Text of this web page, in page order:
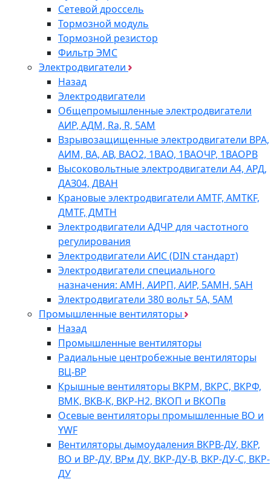
Сетевой дроссель
Тормозной модуль
Тормозной резистор
Фильтр ЭМС
Электродвигатели
Назад
Электродвигатели
Общепромышленные электродвигатели
АИР, АДМ, Ra, R, 5AM
Взрывозащищенные электродвигатели ВРА,
АИМ, ВА, АВ, ВАO2, 1ВАО, 1ВАОЧР, 1ВАОРВ
Высоковольтные электродвигатели A4, АРД,
ДАЗ04, ДВАН
Крановые электродвигатели AMTF, AMTKF,
ДMTF, ДМТН
Электродвигатели АДЧР для частотного
регулирования
Электродвигатели АИС (DIN стандарт)
Электродвигатели специального
назначения: АМН, АИРП, АИР, 5АМН, 5АН
Электродвигатели 380 вольт 5А, 5АМ
Промышленные вентиляторы
Назад
Промышленные вентиляторы
Радиальные центробежные вентиляторы
ВЦ-ВР
Крышные вентиляторы ВКРМ, ВКРС, ВКРФ,
ВМК, ВКВ-К, ВКР-Н2, ВКОП и ВКОПв
Осевые вентиляторы промышленные ВО и
YWF
Вентиляторы дымоудаления ВКРВ-ДУ, ВКР,
ВО и ВР-ДУ, ВРм ДУ, ВКР-ДУ-В, ВКР-ДУ-С, ВКР-
ДУ